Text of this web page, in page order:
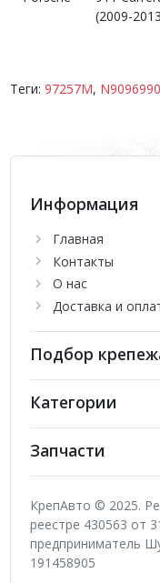
(2009-
Теги: 97257M,
Информация
Главная
Контакты
О нас
Доставка и
Подбор
Категории
Запчасти
КрепАвто © 2025.
реестре 430563 от
предприниматель
191458905